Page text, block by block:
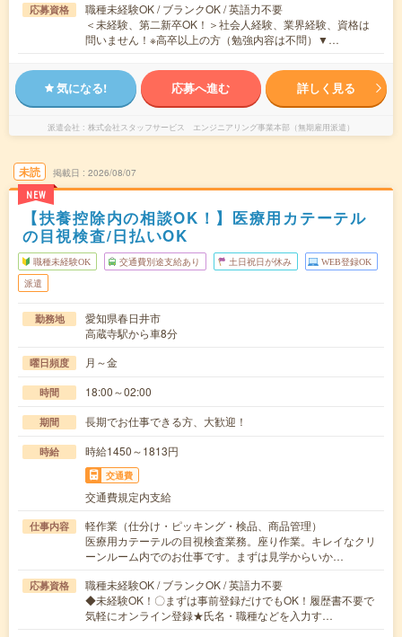
応募資格
職種未経験OK / ブランクOK / 英語力不要
＜未経験、第二新卒OK！＞社会人経験、業界経験、資格は
問いません！※高卒以上の方（勉強内容は不問）▼…
気になる! 応募へ進む 詳しく見る
派遣会社 株式会社スタッフサービス エンジニアリング事業本部（無期雇用派遣）
未読
NEW
掲載日 2026/08/07
【扶養控除内の相談OK！】医療用カテーテル
の目視検査/日払いOK
職種未経験OK 交通費別途支給あり 土日祝日が休み WEB登録OK
派遣
勤務地
愛知県春日井市
高蔵寺駅から車8分
曜日頻度 月～金
時間 18:00～02:00
期間 長期でお仕事できる方、大歓迎！
時給 時給1450～1813円
交通費
交通費規定内支給
仕事内容
軽作業（仕分け・ピッキング・検品、商品管理）
医療用カテーテルの目視検査業務。座り作業。キレイなクリ
ーンルーム内でのお仕事です。まずは見学からいか…
応募資格
職種未経験OK / ブランクOK / 英語力不要
◆未経験OK！〇まずは事前登録だけでもOK！履歴書不要で
気軽にオンライン登録★氏名・職種などを入力す…